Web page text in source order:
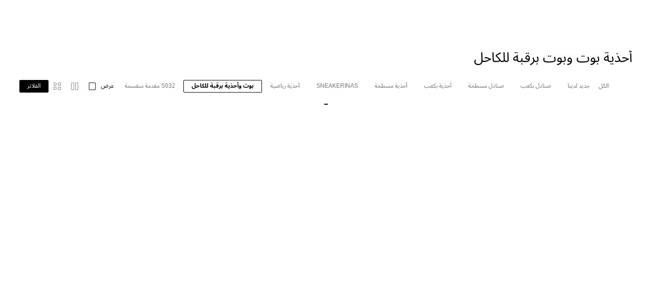
أحذية بوت وبوت برقبة للكاحل
الكل جديد لدينا صنادل بكعب صنادل مسطحة أحذية بكعب أحذية مسطحة SNEAKERINAS أحذية رياضية بوت وأحذية برقبة للكاحل S032 مقدمة منقسمة S009 BAREFOOTعرض الفلاتر